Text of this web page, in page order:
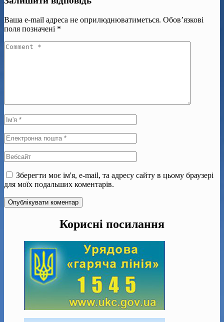
Ваша e-mail адреса не оприлюднюватиметься. Обов’язкові
поля позначені *
Зберегти моє ім'я, e-mail, та адресу сайту в цьому браузері
для моїх подальших коментарів.
Корисні посилання